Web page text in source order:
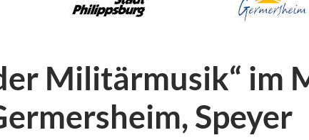
Militärmusik“ im
Speyer